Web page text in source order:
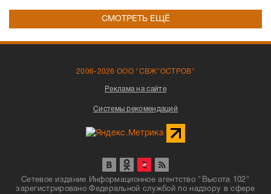
СМОТРЕТЬ ЕЩЁ
2006-2026 ООО "СВЖ"ОСТРОВ"
Реклама на сайте
Системы рекомендаций
Сетевое издание Информационное агентство "Высота 102"
зарегистрировано Федеральной службой по надзору в сфере